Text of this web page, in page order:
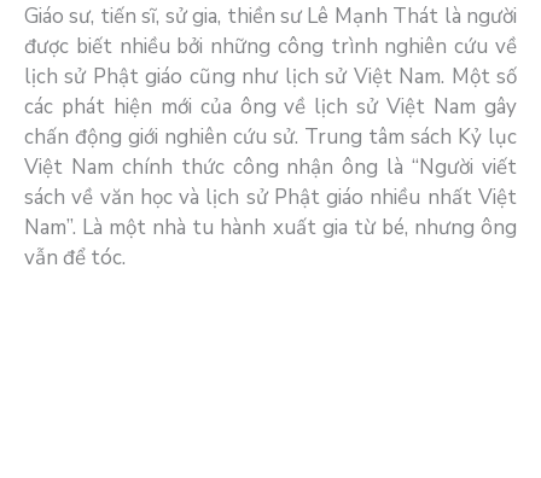
Giáo sư, tiến sĩ, sử gia, thiền sư Lê Mạnh Thát là người
được biết nhiều bởi những công trình nghiên cứu về
lịch sử Phật giáo cũng như lịch sử Việt Nam. Một số
các phát hiện mới của ông về lịch sử Việt Nam gây
chấn động giới nghiên cứu sử. Trung tâm sách Kỷ lục
Việt Nam chính thức công nhận ông là “Người viết
sách về văn học và lịch sử Phật giáo nhiều nhất Việt
Nam”. Là một nhà tu hành xuất gia từ bé, nhưng ông
vẫn để tóc.